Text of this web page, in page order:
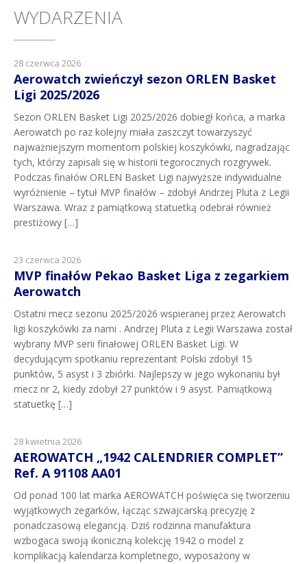
WYDARZENIA
28 czerwca 2026
Aerowatch zwieńczył sezon ORLEN Basket
Ligi 2025/2026
Sezon ORLEN Basket Ligi 2025/2026 dobiegł końca, a marka
Aerowatch po raz kolejny miała zaszczyt towarzyszyć
najważniejszym momentom polskiej koszykówki, nagradzając
tych, którzy zapisali się w historii tegorocznych rozgrywek.
Podczas finałów ORLEN Basket Ligi najwyższe indywidualne
wyróżnienie – tytuł MVP finałów – zdobył Andrzej Pluta z Legii
Warszawa. Wraz z pamiątkową statuetką odebrał również
prestiżowy […]
23 czerwca 2026
MVP finałów Pekao Basket Liga z zegarkiem
Aerowatch
Ostatni mecz sezonu 2025/2026 wspieranej przez Aerowatch
ligi koszykówki za nami . Andrzej Pluta z Legii Warszawa został
wybrany MVP serii finałowej ORLEN Basket Ligi. W
decydującym spotkaniu reprezentant Polski zdobył 15
punktów, 5 asyst i 3 zbiórki. Najlepszy w jego wykonaniu był
mecz nr 2, kiedy zdobył 27 punktów i 9 asyst. Pamiątkową
statuetkę […]
28 kwietnia 2026
AEROWATCH „1942 CALENDRIER COMPLET”
Ref. A 91108 AA01
Od ponad 100 lat marka AEROWATCH poświęca się tworzeniu
wyjątkowych zegarków, łącząc szwajcarską precyzję z
ponadczasową elegancją. Dziś rodzinna manufaktura
wzbogaca swoją ikoniczną kolekcję 1942 o model z
komplikacją kalendarza kompletnego, wyposażony w